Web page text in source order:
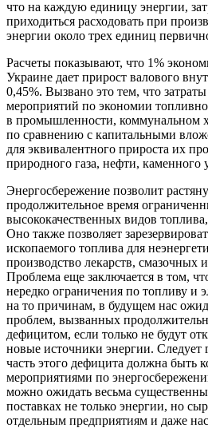
что на каждую единицу энергии,
приходиться расходовать при
энергии около трех единиц
Расчеты показывают, что 1%
Украине дает прирост валового
0,45%. Вызвано это тем, что
мероприятий по экономии
в промышленности, коммунальном
по сравнению с капитальными
для эквивалентного прироста их
природного газа, нефти, каменного
Энергосбережение позволит
продолжительное время
высококачественных видов
Оно также позволяет
ископаемого топлива для
производство лекарств, смазочных
Проблема еще заключается в том,
нередко ограничения по топливу и
на то причинам, в будущем нас
проблем, вызванных
дефицитом, если только не будут
новые источники энергии. Следует
часть этого дефицита должна быть
мероприятиями по
можно ожидать весьма
поставках не только энергии, но
отдельным предприятиям и даже